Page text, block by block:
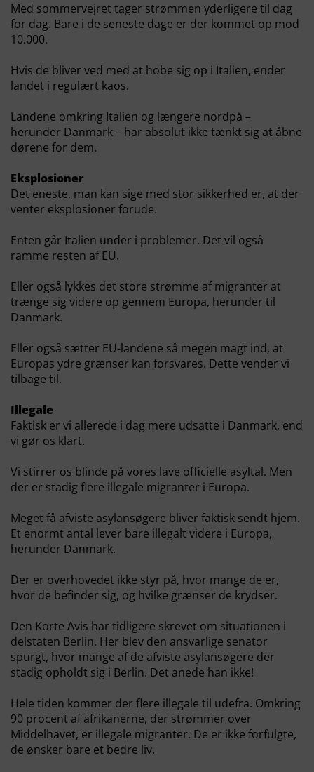
Med sommervejret tager strømmen yderligere til dag
for dag. Bare i de seneste dage er der kommet op mod
10.000.
Hvis de bliver ved med at hobe sig op i Italien, ender
landet i regulært kaos.
Landene omkring Italien og længere nordpå –
herunder Danmark – har absolut ikke tænkt sig at åbne
dørene for dem.
Eksplosioner
Det eneste, man kan sige med stor sikkerhed er, at der
venter eksplosioner forude.
Enten går Italien under i problemer. Det vil også
ramme resten af EU.
Eller også lykkes det store strømme af migranter at
trænge sig videre op gennem Europa, herunder til
Danmark.
Eller også sætter EU-landene så megen magt ind, at
Europas ydre grænser kan forsvares. Dette vender vi
tilbage til.
Illegale
Faktisk er vi allerede i dag mere udsatte i Danmark, end
vi gør os klart.
Vi stirrer os blinde på vores lave officielle asyltal. Men
der er stadig flere illegale migranter i Europa.
Meget få afviste asylansøgere bliver faktisk sendt hjem.
Et enormt antal lever bare illegalt videre i Europa,
herunder Danmark.
Der er overhovedet ikke styr på, hvor mange de er,
hvor de befinder sig, og hvilke grænser de krydser.
Den Korte Avis har tidligere skrevet om situationen i
delstaten Berlin. Her blev den ansvarlige senator
spurgt, hvor mange af de afviste asylansøgere der
stadig opholdt sig i Berlin. Det anede han ikke!
Hele tiden kommer der flere illegale til udefra. Omkring
90 procent af afrikanerne, der strømmer over
Middelhavet, er illegale migranter. De er ikke forfulgte,
de ønsker bare et bedre liv.